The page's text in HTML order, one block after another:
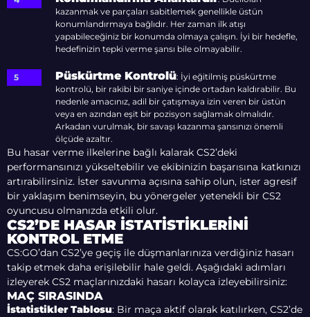
kazanmak ve parçaları sabitlemek genellikle üstün
konumlandırmaya bağlıdır. Her zaman ilk atışı
yapabileceğiniz bir konumda olmaya çalışın. İyi bir hedefle,
hedefinizin tepki verme şansı bile olmayabilir.
Püskürtme Kontrolü: İyi eğitilmiş püskürtme
kontrolü, bir rakibi bir saniye içinde ortadan kaldırabilir. Bu
nedenle amacınız, adil bir çatışmaya izin veren bir üstün
veya en azından eşit bir pozisyon sağlamak olmalıdır.
Arkadan vurulmak, bir savaşı kazanma şansınızı önemli
ölçüde azaltır.
Bu hasar verme ilkelerine bağlı kalarak CS2’deki
performansınızı yükseltebilir ve ekibinizin başarısına katkınızı
artırabilirsiniz. İster savunma açısına sahip olun, ister agresif
bir yaklaşım benimseyin, bu yönergeler yetenekli bir CS2
oyuncusu olmanızda etkili olur.
CS2’DE HASAR İSTATISTIKLERINI
KONTROL ETME
CS:GO’dan CS2’ye geçiş ile düşmanlarınıza verdiğiniz hasarı
takip etmek daha erişilebilir hale geldi. Aşağıdaki adımları
izleyerek CS2 maçlarınızdaki hasarı kolayca izleyebilirsiniz:
MAÇ SIRASINDA
İstatistikler Tablosu: Bir maça aktif olarak katılırken, CS2’de